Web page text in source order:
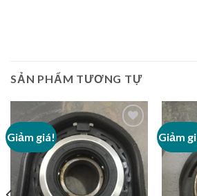
SẢN PHẨM TƯƠNG TỰ
Giảm giá!
Add to
Wishlist
Giảm